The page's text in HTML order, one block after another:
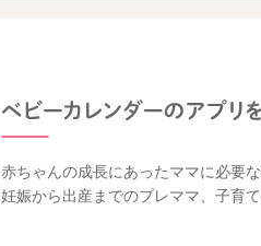
赤ちゃんの成長にあったママに必要
妊娠から出産までのプレママ、子育